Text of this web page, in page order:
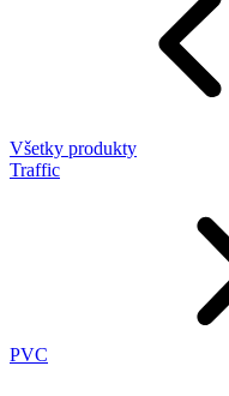
Všetky produkty
Traffic
PVC